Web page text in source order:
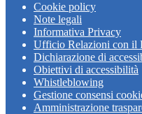
Cookie policy
Note legali
Informativa Privacy
Ufficio Relazioni con il
Dichiarazione di
Obiettivi di accessibilità
Whistleblowing
Gestione consensi
Amministrazione